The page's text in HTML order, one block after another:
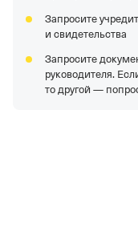
Запросите
и свидетельства
Запросите
руководителя.
то другой —